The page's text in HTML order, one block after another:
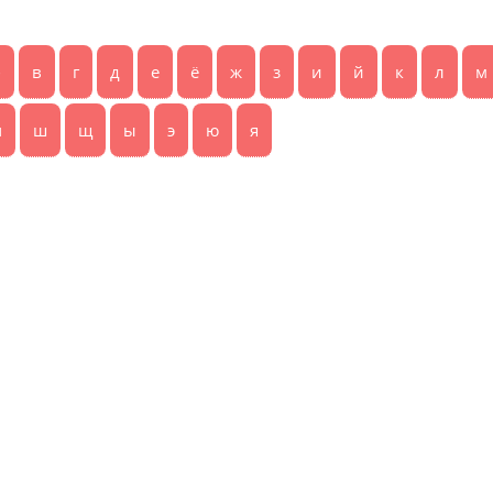
в г д е ё ж з и й к л м
ш щ ы э ю я